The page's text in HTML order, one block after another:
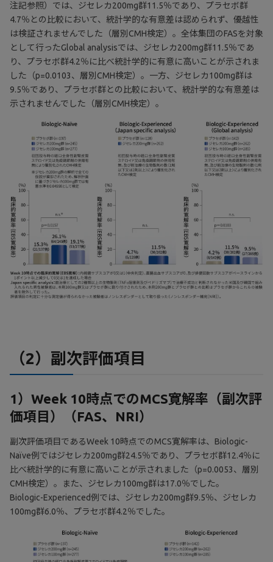
注記参照）では、ジセレカ200mg群11.5％であり、プラセボ群
4.7％との比較において、統計学的な有意差は認められず、優越性
は検証されませんでした（層別CMH検定）。全体集団のFASを対象
として行ったGlobal analysisでは、ジセレカ200mg群11.5％であ
り、プラセボ群4.2％に比べ統計学的に有意に高いことが示されま
した（p=0.0103、層別CMH検定）。一方、ジセレカ100mg群は
9.5％であり、プラセボ群との比較において、統計学的な有意差は
示されませんでした（層別CMH検定）。
（2）副次評価項目
1）Week 10時点でのMCS寛解率（副次評
価項目）（FAS、NRI）
副次評価項目であるWeek 10時点でのMCS寛解率は、Biologic-
Naïve例ではジセレカ200mg群24.5％であり、プラセボ群12.4％に
比べ統計学的に有意に高いことが示されました（p=0.0053、層別
CMH検定）。また、ジセレカ100mg群は17.0％でした。
Biologic-Experienced例では、ジセレカ200mg群9.5％、ジセレカ
100mg群6.0％、プラセボ群4.2％でした。